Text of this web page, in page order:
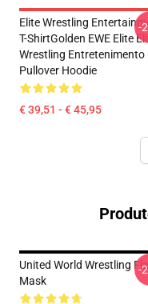
Elite Wrestling
T-ShirtGolden EWE Elite
Wrestling Entretenimento
Pullover Hoodie
€ 39,51 - € 45,95
-
United World Wrestling
Mask
-